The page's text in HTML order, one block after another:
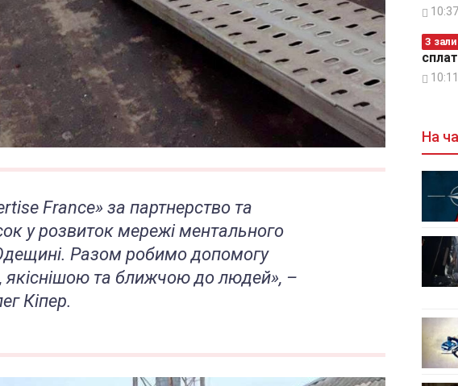
France» за партнерство та
у розвиток мережі ментального
Разом робимо допомогу
якіснішою та ближчою до людей», –
Кіпер.
10:37
З
10:11
На